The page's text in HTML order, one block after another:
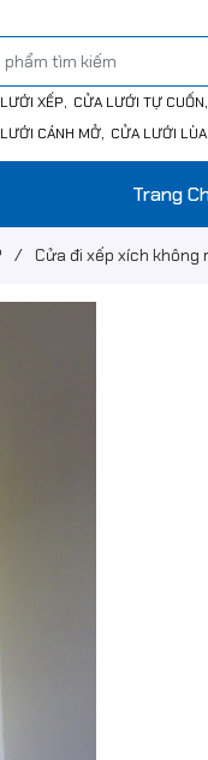
XẾP
CỬA LƯỚI TỰ CUỐN
CÁNH MỞ CỬA LƯỚI LÙA
Trang
/ Cửa đi xếp xích